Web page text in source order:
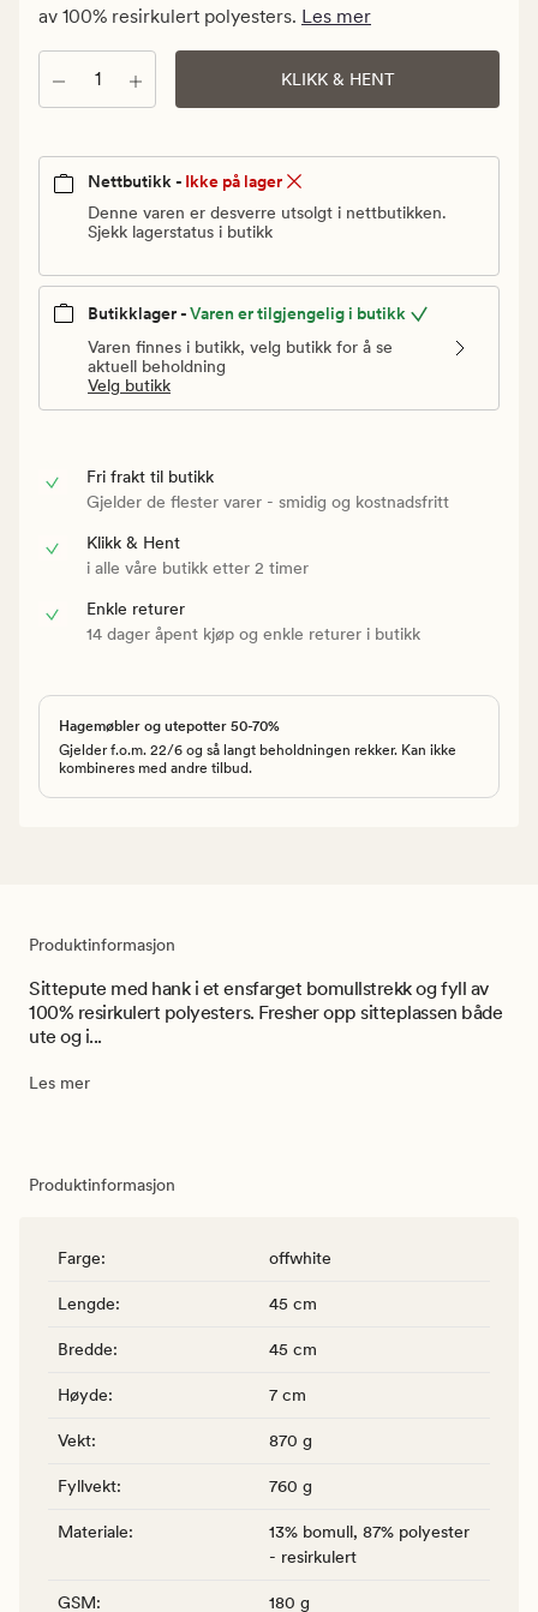
249,90
kr
av 100% resirkulert polyesters. Les mer
Antall KLIKK & HENT
Nettbutikk - Ikke på lager
Denne varen er desverre utsolgt i nettbutikken.
Sjekk lagerstatus i butikk
Butikklager -Varen er tilgjengelig i butikk
Varen finnes i butikk, velg butikk for å se
aktuell beholdning
Velg butikk
Fri frakt til butikk
Gjelder de flester varer - smidig og kostnadsfritt
Klikk & Hent
i alle våre butikk etter 2 timer
Enkle returer
14 dager åpent kjøp og enkle returer i butikk
Hagemøbler og utepotter 50-70%
Gjelder f.o.m. 22/6 og så langt beholdningen rekker. Kan ikke
kombineres med andre tilbud.
Produktinformasjon
Sittepute med hank i et ensfarget bomullstrekk og fyll av
100% resirkulert polyesters. Fresher opp sitteplassen både
ute og i...
Les mer
Produktinformasjon
Farge: offwhite
Lengde: 45 cm
Bredde: 45 cm
Høyde: 7 cm
Vekt: 870 g
Fyllvekt: 760 g
Materiale:
13% bomull, 87% polyester
- resirkulert
GSM: 180 g